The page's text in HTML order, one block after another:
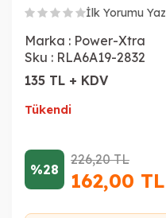
İlk Yorumu Yaz
Marka : Power-Xtra
Sku : RLA6A19-2832
135 TL + KDV
Tükendi
%28
226,20TL
162,00 TL